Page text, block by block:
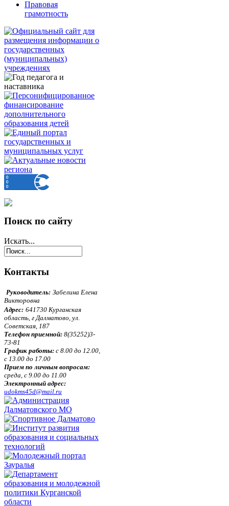
Правовая
грамотность
Поиск по сайту
Искать...
Контакты
Руководитель: Забелина Елена
Викторовна
Адрес: 641730 Курганская
область, г Далматово, ул.
Советская, 187
Телефон приемной: 8(35252)3-
73-81
График работы: с 8.00 до 12.00,
с 13.00 до 17.00
Прием по личным вопросам:
среда, с 9.00 до 11.00
Электронный адрес:
udokms45d@mail.ru